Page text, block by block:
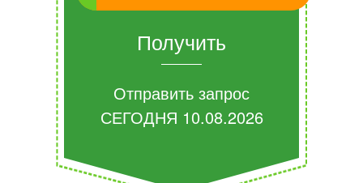
Получить
Отправить запрос
СЕГОДНЯ 10.08.2026